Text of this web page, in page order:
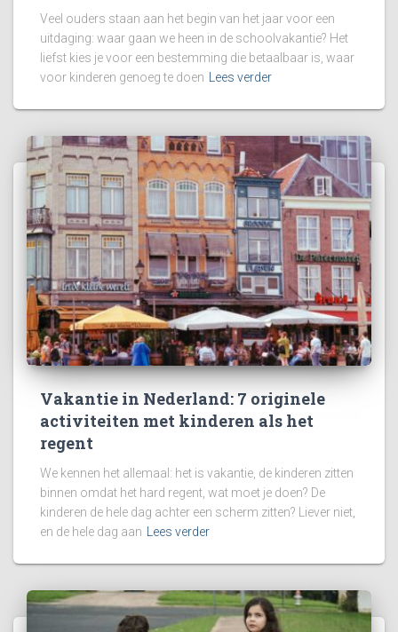
Veel ouders staan aan het begin van het jaar voor een
uitdaging: waar gaan we heen in de schoolvakantie? Het
liefst kies je voor een bestemming die betaalbaar is, waar
voor kinderen genoeg te doen
Lees verder
Vakantie in Nederland: 7 originele
activiteiten met kinderen als het
regent
We kennen het allemaal: het is vakantie, de kinderen zitten
binnen omdat het hard regent, wat moet je doen? De
kinderen de hele dag achter een scherm zitten? Liever niet,
en de hele dag aan Lees verder